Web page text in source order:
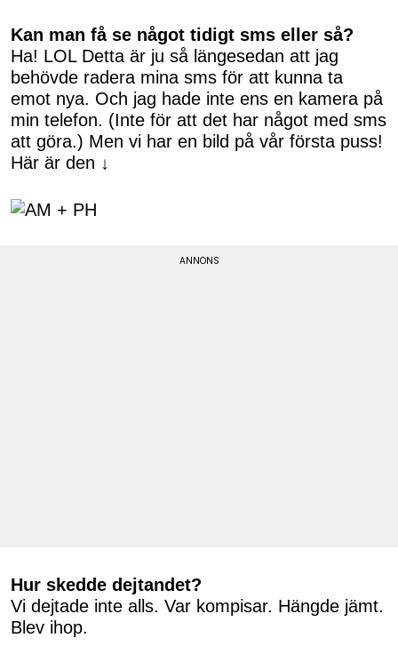
Kan man få se något tidigt sms eller så?
Ha! LOL Detta är ju så längesedan att jag
behövde radera mina sms för att kunna ta
emot nya. Och jag hade inte ens en kamera på
min telefon. (Inte för att det har något med sms
att göra.) Men vi har en bild på vår första puss!
Här är den ↓
Hur skedde dejtandet?
Vi dejtade inte alls. Var kompisar. Hängde jämt.
Blev ihop.